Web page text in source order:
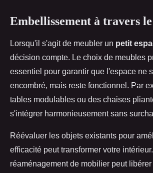
Embellissement à travers
Lorsqu'il s'agit de meubler un petit
décision compte. Le choix de meubles
essentiel pour garantir que l'espace ne
encombré, mais reste fonctionnel. Par
tables modulables ou des chaises
s'intégrer harmonieusement sans
Réévaluer les objets existants pour
efficacité peut transformer votre
réaménagement de mobilier peut